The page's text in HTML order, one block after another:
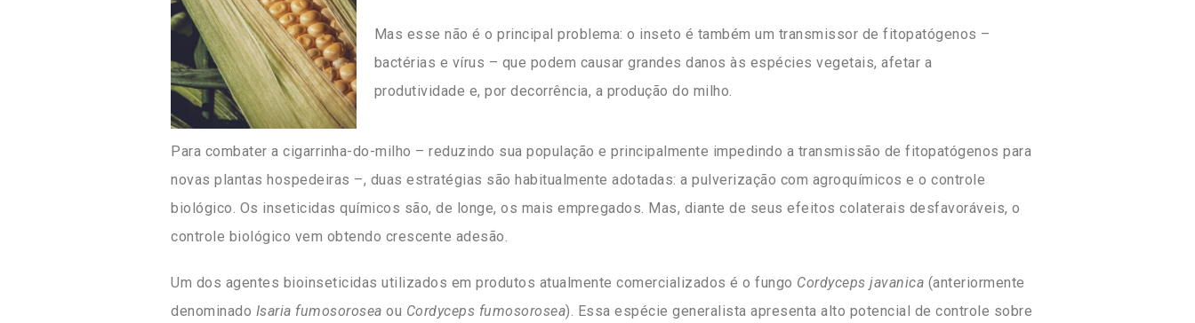
Mas esse não é o principal problema: o inseto é também um transmissor de fitopatógenos –
bactérias e vírus – que podem causar grandes danos às espécies vegetais, afetar a
produtividade e, por decorrência, a produção do milho.
Para combater a cigarrinha-do-milho – reduzindo sua população e principalmente impedindo a transmissão de fitopatógenos para
novas plantas hospedeiras –, duas estratégias são habitualmente adotadas: a pulverização com agroquímicos e o controle
biológico. Os inseticidas químicos são, de longe, os mais empregados. Mas, diante de seus efeitos colaterais desfavoráveis, o
controle biológico vem obtendo crescente adesão.
Um dos agentes bioinseticidas utilizados em produtos atualmente comercializados é o fungo Cordyceps javanica (anteriormente
denominado Isaria fumosorosea ou Cordyceps fumosorosea). Essa espécie generalista apresenta alto potencial de controle sobre